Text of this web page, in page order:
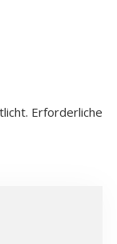
Erforderliche